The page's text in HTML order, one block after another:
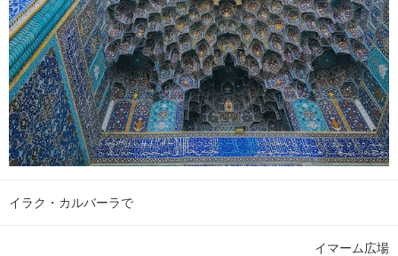
イラク・カルバーラで
イマーム広場